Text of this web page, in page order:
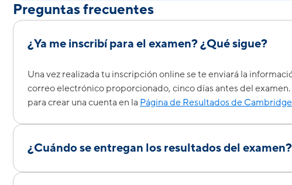
Preguntas frecuentes
¿Ya me inscribí para el examen? ¿Qué sigue?
Una vez realizada tu inscripción online se te enviará la
correo electrónico proporcionado, cinco días antes del
para crear una cuenta en la Página de Resultados de
¿Cuándo se entregan los resultados del examen?